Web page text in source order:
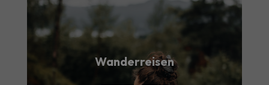
Wanderreisen